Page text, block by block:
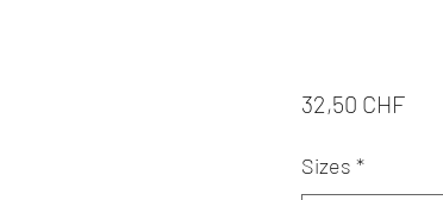
32,50 CHFPreis
Sizes *